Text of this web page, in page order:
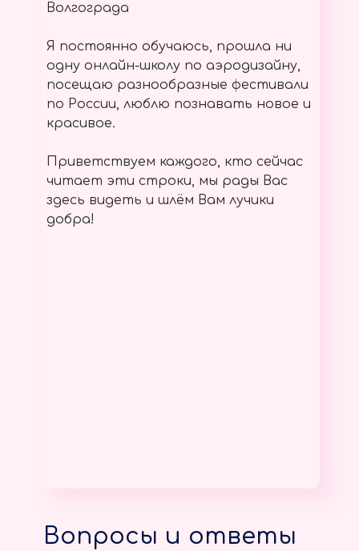
Волгограда
Я постоянно обучаюсь, прошла ни
одну онлайн-школу по аэродизайну,
посещаю разнообразные фестивали
по России, люблю познавать новое и
красивое.
Приветствуем каждого, кто сейчас
читает эти строки, мы рады Вас
здесь видеть и шлём Вам лучики
добра!
Вопросы и ответы